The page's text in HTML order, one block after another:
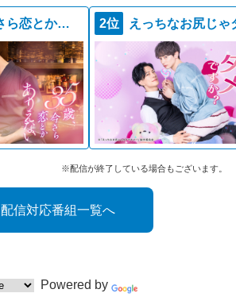
３５歳、今さら恋とかありえない 2位
※配信が終了している場合もございます。
配信対応番組一覧へ
Powered by